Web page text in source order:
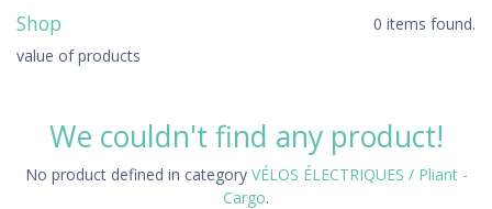
Shop
0 items found.
value of products
We couldn't find any product!
No product defined in category VÉLOS ÉLECTRIQUES / Pliant -
Cargo.